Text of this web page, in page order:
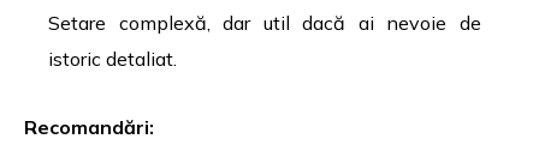
Setare complexă, dar util dacă ai nevoie de
istoric detaliat.
Recomandări: